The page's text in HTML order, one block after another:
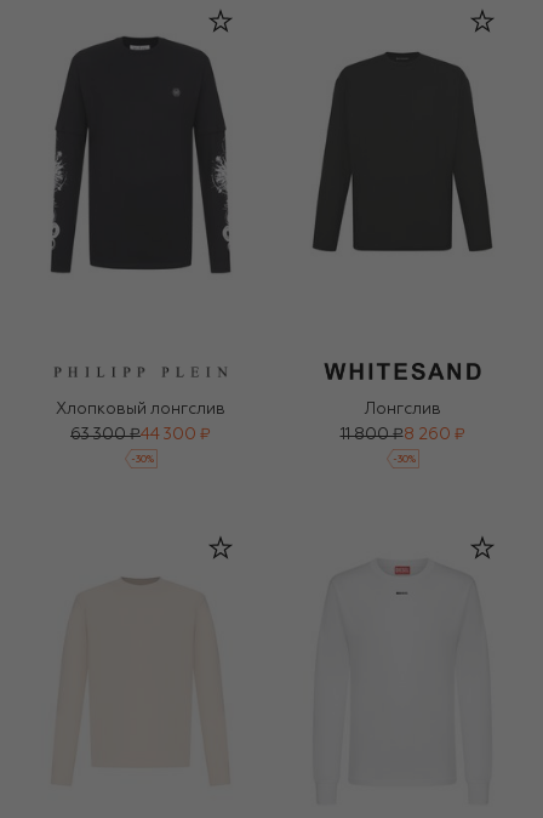
Хлопковый лонгслив
63 300 ₽44 300 ₽
-30%
Лонгслив
11 800 ₽8 260 ₽
-30%